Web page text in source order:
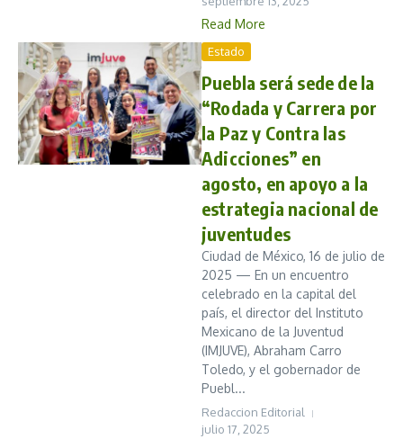
Read More
Estado
Puebla será sede de la
“Rodada y Carrera por
la Paz y Contra las
Adicciones” en
agosto, en apoyo a la
estrategia nacional de
juventudes
Ciudad de México, 16 de julio de
2025 — En un encuentro
celebrado en la capital del
país, el director del Instituto
Mexicano de la Juventud
(IMJUVE), Abraham Carro
Toledo, y el gobernador de
Puebl...
Redaccion Editorial
julio 17, 2025